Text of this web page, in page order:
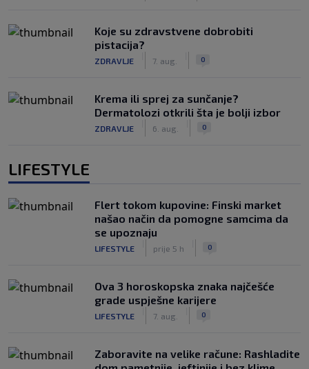
Koje su zdravstvene dobrobiti
pistacija?
ZDRAVLJE 7. aug. 0
Krema ili sprej za sunčanje?
Dermatolozi otkrili šta je bolji izbor
ZDRAVLJE 6. aug. 0
LIFESTYLE
Flert tokom kupovine: Finski market
našao način da pomogne samcima da
se upoznaju
LIFESTYLE prije 5 h 0
Ova 3 horoskopska znaka najčešće
grade uspješne karijere
LIFESTYLE 7. aug. 0
Zaboravite na velike račune: Rashladite